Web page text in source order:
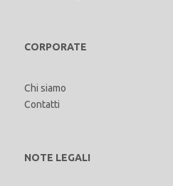
CORPORATE
Chi siamo
Contatti
NOTE LEGALI